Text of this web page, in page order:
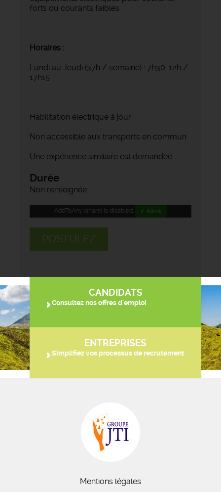
forts ou courants faibles.
Horaires :
Lundi au Jeudi (37h / semaine) : 7h30-12h /
17h15
Habilitation électrique à jour
Non accessible aux transports en commun
Une expérience similaire est demandée.
Durée
Non renseignée
AddToAny (share) is disabled. ✓ Allow
POSTULEZ
CANDIDATS
Consultez nos offres d'emploi
ENTREPRISES
Simplifiez vos processus de recrutement
Mentions légales